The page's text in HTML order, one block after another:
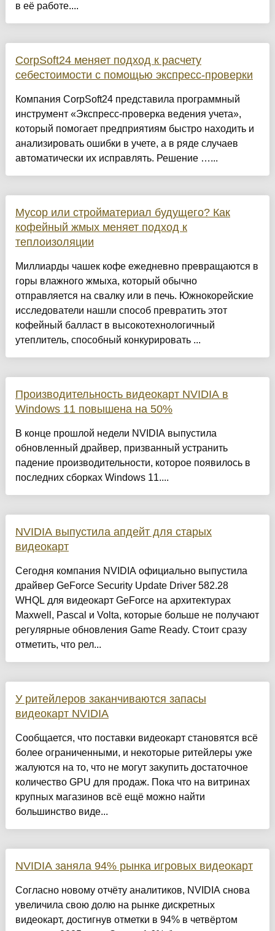
в её работе....
CorpSoft24 меняет подход к расчету
себестоимости с помощью экспресс-проверки
Компания CorpSoft24 представила программный
инструмент «Экспресс-проверка ведения учета»,
который помогает предприятиям быстро находить и
анализировать ошибки в учете, а в ряде случаев
автоматически их исправлять. Решение …...
Мусор или стройматериал будущего? Как
кофейный жмых меняет подход к
теплоизоляции
Миллиарды чашек кофе ежедневно превращаются в
горы влажного жмыха, который обычно
отправляется на свалку или в печь. Южнокорейские
исследователи нашли способ превратить этот
кофейный балласт в высокотехнологичный
утеплитель, способный конкурировать ...
Производительность видеокарт NVIDIA в
Windows 11 повышена на 50%
В конце прошлой недели NVIDIA выпустила
обновленный драйвер, призванный устранить
падение производительности, которое появилось в
последних сборках Windows 11....
NVIDIA выпустила апдейт для старых
видеокарт
Сегодня компания NVIDIA официально выпустила
драйвер GeForce Security Update Driver 582.28
WHQL для видеокарт GeForce на архитектурах
Maxwell, Pascal и Volta, которые больше не получают
регулярные обновления Game Ready. Стоит сразу
отметить, что рел...
У ритейлеров заканчиваются запасы
видеокарт NVIDIA
Сообщается, что поставки видеокарт становятся всё
более ограниченными, и некоторые ритейлеры уже
жалуются на то, что не могут закупить достаточное
количество GPU для продаж. Пока что на витринах
крупных магазинов всё ещё можно найти
большинство виде...
NVIDIA заняла 94% рынка игровых видеокарт
Согласно новому отчёту аналитиков, NVIDIA снова
увеличила свою долю на рынке дискретных
видеокарт, достигнув отметки в 94% в четвёртом